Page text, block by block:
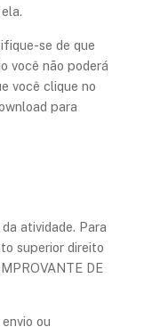
se de que
você não poderá
você clique no
para
atividade. Para
superior direito
DE
ou